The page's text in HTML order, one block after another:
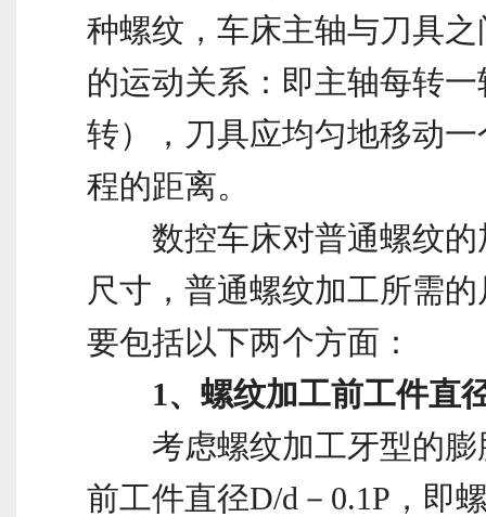
种螺纹，车床主轴与刀具
的运动关系：即主轴每转
转），刀具应均匀地移动
程的距离。
数控车床对普通螺纹的
尺寸，普通螺纹加工所需
要包括以下两个方面：
1、螺纹加工前工件直
考虑螺纹加工牙型的膨
前工件直径D/d－0.1P，即